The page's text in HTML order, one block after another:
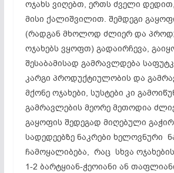
ოჯახს ვიღებთ, ერთს ძველი
მისი ქალიშვილით. შემდეგი
(რადგან მხოლოდ ძლიერ და
ოჯახებს ვყოფთ) გადაირჩევა,
შესაბამისად გამრავლდება
კარგი პროდუქტიულობის და
მქონე ოჯახები, სუსტები კი
გამრავლების მეორე მეთოდია
გაყოფის შედეგად მიღებული
სადედეებზე ნაკრები ხელოვნური
ჩამოყალიბება, რაც სხვა
1-2 ბარტყიან-ჭეოიანი ან